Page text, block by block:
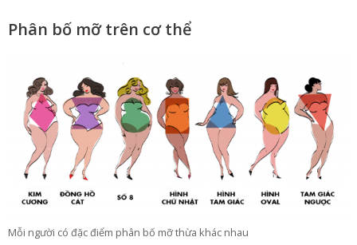
Phân bố mỡ trên cơ thể
Mỗi người có đặc điểm phân bố mỡ thừa khác nhau